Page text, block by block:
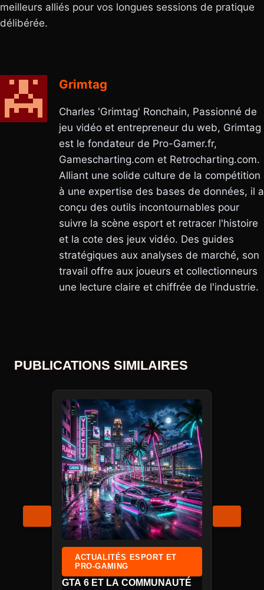
meilleurs alliés pour vos longues sessions de pratique
délibérée.
Grimtag
Charles 'Grimtag' Ronchain, Passionné de
jeu vidéo et entrepreneur du web, Grimtag
est le fondateur de Pro-Gamer.fr,
Gamescharting.com et Retrocharting.com.
Alliant une solide culture de la compétition
à une expertise des bases de données, il a
conçu des outils incontournables pour
suivre la scène esport et retracer l'histoire
et la cote des jeux vidéo. Des guides
stratégiques aux analyses de marché, son
travail offre aux joueurs et collectionneurs
une lecture claire et chiffrée de l'industrie.
PUBLICATIONS SIMILAIRES
ACTUALITÉS ESPORT ET
PRO-GAMING
GTA 6 ET LA COMMUNAUTÉ